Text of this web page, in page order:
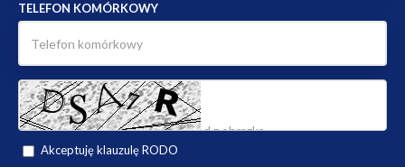
TELEFON KOMÓRKOWY
Akceptuję klauzulę RODO